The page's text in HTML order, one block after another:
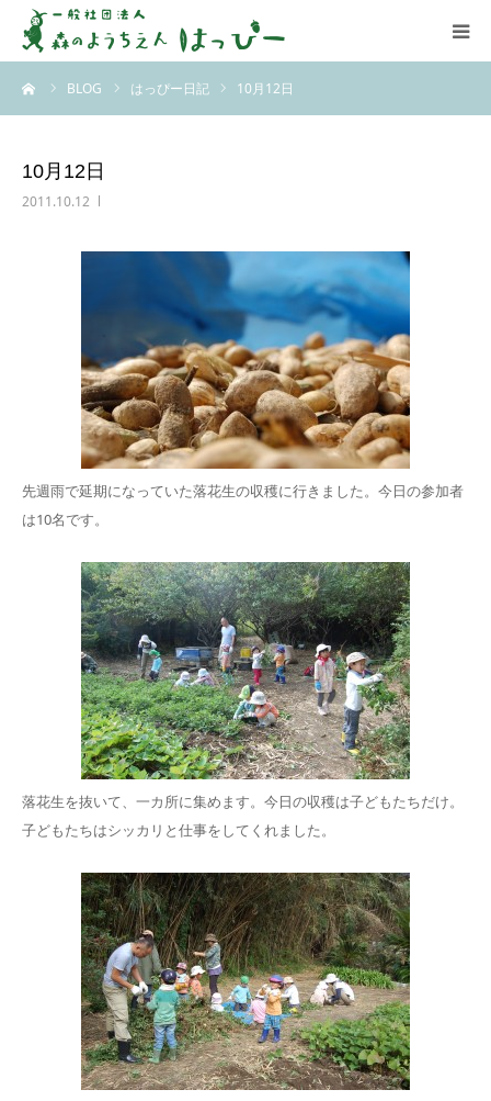
BLOG はっぴー日記 10月12日
10月12日
2011.10.12
先週雨で延期になっていた落花生の収穫に行きました。今日の参加者
は10名です。
落花生を抜いて、一カ所に集めます。今日の収穫は子どもたちだけ。
子どもたちはシッカリと仕事をしてくれました。
はっぴーについて